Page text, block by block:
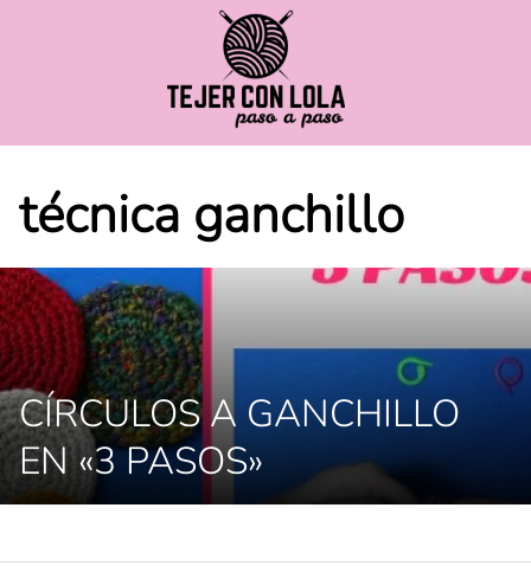
técnica ganchillo
CÍRCULOS A GANCHILLO
EN «3 PASOS»